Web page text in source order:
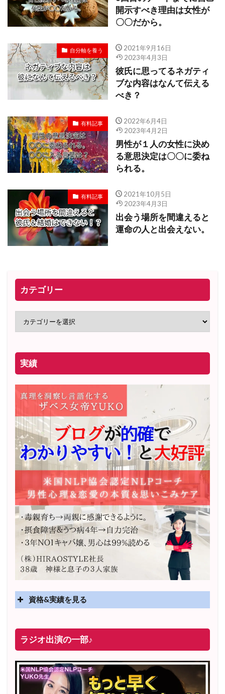
開示すべき理由は女性が
〇〇だから。
自分軸を養う
2021年9月16日
2023年4月3日
彼氏に思ってるネガティ
ブな内容はなんて伝える
べき？
有料記事
2022年6月4日
2023年4月2日
男性が１人の女性に決め
る意思決定は〇〇に委ね
られる。
有料記事
2021年10月5日
2023年4月3日
出会う場所を間違えると
運命の人と出会えない。
カテゴリー
実績
資格&実績を見る
2025年4月〜 altruismコミュニティ×講座オンラインサ
2025年5月〜 FMラジオ79.9「LOVEマスター講座」準
レギュラー出演中！
2023年12月〜 FM81.4ラジオFMハイホー「LOVEマス
ラジオ出演の一部♪